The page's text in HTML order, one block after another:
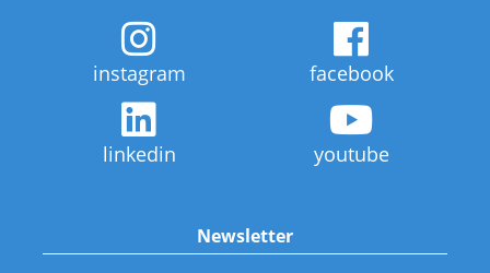
instagram facebook
linkedin youtube
Newsletter